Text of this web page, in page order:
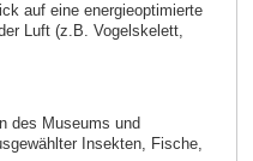
auf eine energieoptimierte
Luft (z.B. Vogelskelett,
des Museums und
Insekten, Fische,